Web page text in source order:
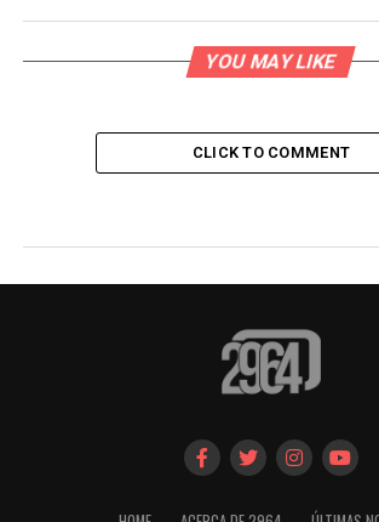
YOU MAY LIKE
CLICK TO COMMENT